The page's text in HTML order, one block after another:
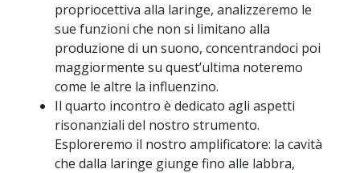
propriocettiva alla laringe, analizzeremo le
sue funzioni che non si limitano alla
produzione di un suono, concentrandoci poi
maggiormente su quest’ultima noteremo
come le altre la influenzino.
Il quarto incontro è dedicato agli aspetti
risonanziali del nostro strumento.
Esploreremo il nostro amplificatore: la cavità
che dalla laringe giunge fino alle labbra,